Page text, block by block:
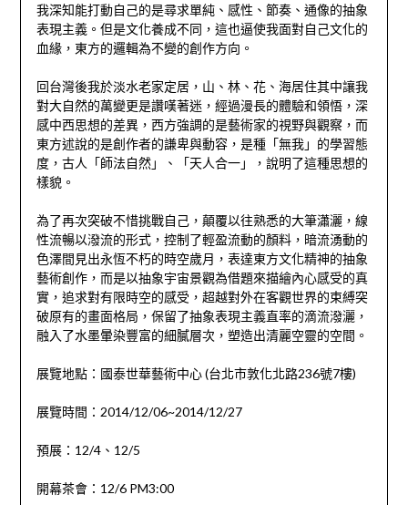
我深知能打動自己的是尋求單純、感性、節奏、通像的抽象
表現主義。但是文化養成不同，這也逼使我面對自己文化的
血緣，東方的邏輯為不變的創作方向。
回台灣後我於淡水老家定居，山、林、花、海居住其中讓我
對大自然的萬變更是讚嘆著迷，經過漫長的體驗和領悟，深
感中西思想的差異，西方強調的是藝術家的視野與觀察，而
東方述說的是創作者的謙卑與動容，是種「無我」的學習態
度，古人「師法自然」、「天人合一」，說明了這種思想的
樣貌。
為了再次突破不惜挑戰自己，顛覆以往熟悉的大筆瀟灑，線
性流暢以潑流的形式，控制了輕盈流動的顏料，暗流湧動的
色澤間見出永恆不朽的時空歲月，表達東方文化精神的抽象
藝術創作，而是以抽象宇宙景觀為借題來描繪內心感受的真
實，追求對有限時空的感受，超越對外在客觀世界的束縛突
破原有的畫面格局，保留了抽象表現主義直率的滴流潑灑，
融入了水墨暈染豐富的細膩層次，塑造出清麗空靈的空間。
展覽地點：國泰世華藝術中心 (台北市敦化北路236號7樓)
展覽時間：2014/12/06~2014/12/27
預展：12/4、12/5
開幕茶會：12/6 PM3:00